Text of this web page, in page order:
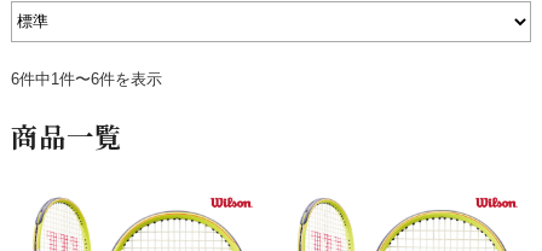
6件中1件〜6件を表示
商品一覧